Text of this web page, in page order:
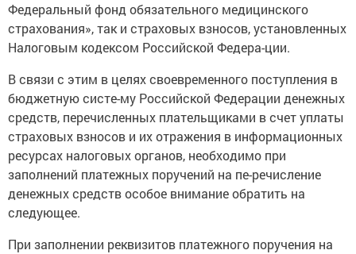
Федеральный фонд обязательного медицинского
страхования», так и страховых взносов, установленных
Налоговым кодексом Российской Федера-ции.
В связи с этим в целях своевременного поступления в
бюджетную систе-му Российской Федерации денежных
средств, перечисленных плательщиками в счет уплаты
страховых взносов и их отражения в информационных
ресурсах налоговых органов, необходимо при
заполнений платежных поручений на пе-речисление
денежных средств особое внимание обратить на
следующее.
При заполнении реквизитов платежного поручения на